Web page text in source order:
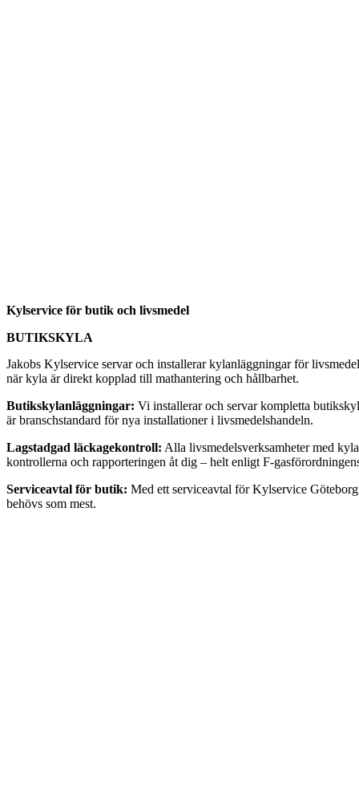
Kylservice för butik och livsmedel
BUTIKSKYLA
Jakobs Kylservice servar och installerar kylanläggningar för
när kyla är direkt kopplad till mathantering och hållbarhet.
Butikskylanläggningar: Vi installerar och servar kompletta
är branschstandard för nya installationer i livsmedelshandeln.
Lagstadgad läckagekontroll: Alla livsmedelsverksamheter med
kontrollerna och rapporteringen åt dig – helt enligt F-
Serviceavtal för butik: Med ett serviceavtal för Kylservice
behövs som mest.